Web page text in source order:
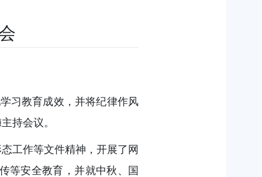
习教育成效，并将纪律作风
持会议。
工作等文件精神，开展了网
等安全教育，并就中秋、国